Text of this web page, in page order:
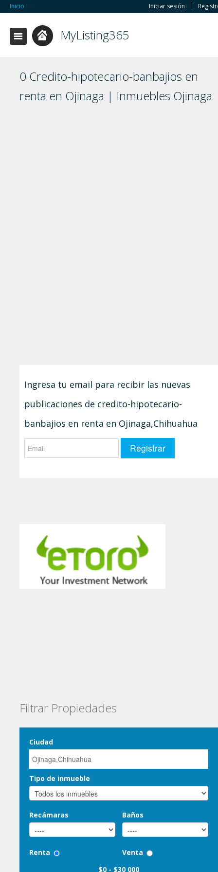
Inicio Iniciar sesión
MyListing365
0 Credito-hipotecario-banbajios en
renta en Ojinaga | Inmuebles Ojinaga
Ingresa tu email para recibir las nuevas
publicaciones de credito-hipotecario-
banbajios en renta en Ojinaga,Chihuahua
Filtrar Propiedades
Ciudad
Tipo de inmueble
Recámaras Baños
Renta
Venta
$0 - $30 000